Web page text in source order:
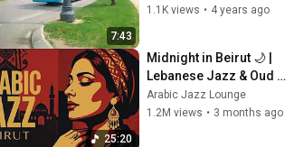
7:43
بفضل الله سبحانه تعالى❤️
1.1K views • 4 years ago
25:20
Midnight in Beirut 🌙 |
Lebanese Jazz & Oud
Melodies for Relaxation
& Deep Focus
Arabic Jazz Lounge
1.2M views • 3 months ago